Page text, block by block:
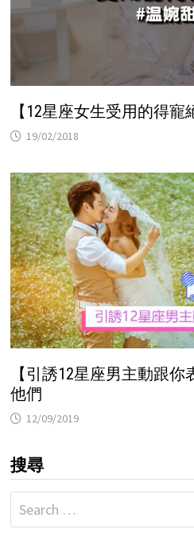
【12星座女生受用的得
19/02/2018
【引誘12星座男主動跟
他們
12/09/2019
搜尋
Search
for: